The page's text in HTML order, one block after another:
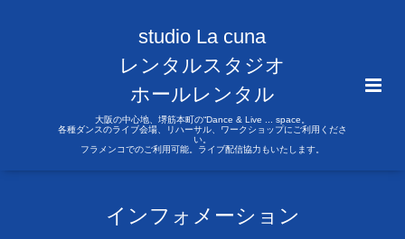
studio La cuna
レンタルスタジオ
ホールレンタル
大阪の中心地、堺筋本町の“Dance & Live ... space。
各種ダンスのライブ会場、リハーサル、ワークショップにご利用くださ
い。
フラメンコでのご利用可能。ライブ配信協力もいたします。
インフォメーション